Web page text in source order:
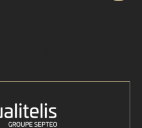
à mon compte